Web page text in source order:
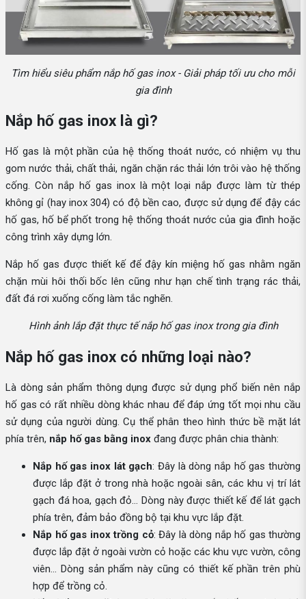
Tìm hiểu siêu phẩm nắp hố gas inox - Giải pháp tối ưu cho mỗi
gia đình
Nắp hố gas inox là gì?
Hố gas là một phần của hệ thống thoát nước, có nhiệm vụ thu
gom nước thải, chất thải, ngăn chặn rác thải lớn trôi vào hệ thống
cống. Còn nắp hố gas inox là một loại nắp được làm từ thép
không gỉ (hay inox 304) có độ bền cao, được sử dụng để đậy các
hố gas, hố bể phốt trong hệ thống thoát nước của gia đình hoặc
công trình xây dựng lớn.
Nắp hố gas được thiết kế để đậy kín miệng hố gas nhằm ngăn
chặn mùi hôi thối bốc lên cũng như hạn chế tình trạng rác thải,
đất đá rơi xuống cống làm tắc nghẽn.
Hình ảnh lắp đặt thực tế nắp hố gas inox trong gia đình
Nắp hố gas inox có những loại nào?
Là dòng sản phẩm thông dụng được sử dụng phổ biến nên nắp
hố gas có rất nhiều dòng khác nhau để đáp ứng tốt mọi nhu cầu
sử dụng của người dùng. Cụ thể phân theo hình thức bề mặt lát
phía trên, nắp hố gas bằng inox đang được phân chia thành:
Nắp hố gas inox lát gạch: Đây là dòng nắp hố gas thường
được lắp đặt ở trong nhà hoặc ngoài sân, các khu vị trí lát
gạch đá hoa, gạch đỏ… Dòng này được thiết kế để lát gạch
phía trên, đảm bảo đồng bộ tại khu vực lắp đặt.
Nắp hố gas inox trồng cỏ: Đây là dòng nắp hố gas thường
được lắp đặt ở ngoài vườn cỏ hoặc các khu vực vườn, công
viên… Dòng sản phẩm này cũng có thiết kế phần trên phù
hợp để trồng cỏ.